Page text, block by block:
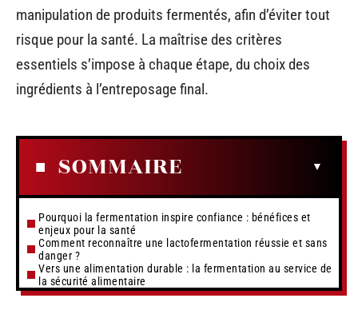
manipulation de produits fermentés, afin d’éviter tout
risque pour la santé. La maîtrise des critères
essentiels s’impose à chaque étape, du choix des
ingrédients à l’entreposage final.
SOMMAIRE
Pourquoi la fermentation inspire confiance : bénéfices et
enjeux pour la santé
Comment reconnaître une lactofermentation réussie et sans
danger ?
Vers une alimentation durable : la fermentation au service de
la sécurité alimentaire